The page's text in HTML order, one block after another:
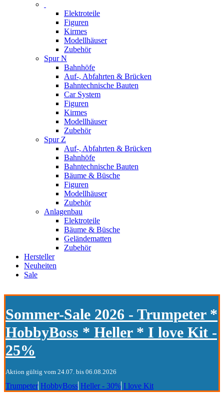
Elektroteile
Figuren
Kirmes
Modellhäuser
Zubehör
Spur N
Bahnhöfe
Auf-, Abfahrten & Brücken
Bahntechnische Bauten
Car System
Figuren
Kirmes
Modellhäuser
Zubehör
Spur Z
Auf-, Abfahrten & Brücken
Bahnhöfe
Bahntechnische Bauten
Bäume & Büsche
Figuren
Modellhäuser
Zubehör
Anlagenbau
Elektroteile
Bäume & Büsche
Geländematten
Zubehör
Hersteller
Neuheiten
Sale
Sommer-Sale 2026 - Trumpeter *
HobbyBoss * Heller * I love Kit -
25%
Aktion gültig vom 24.07. bis 06.08.2026
Trumpeter HobbyBoss Heller - 30% I love Kit